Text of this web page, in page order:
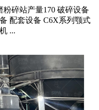
碎站产量170 破碎设备
配套设备 C6X系列颚式
...